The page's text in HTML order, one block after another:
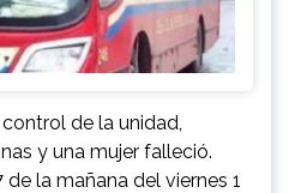
de la unidad,
y una mujer falleció.
la mañana del viernes 1